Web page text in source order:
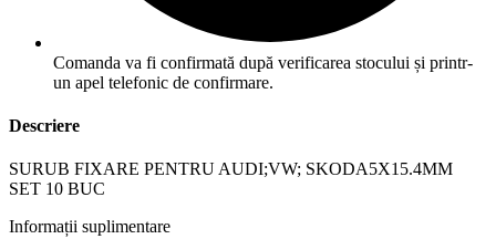
Comanda va fi confirmată după verificarea stocului și printr-
un apel telefonic de confirmare.
Descriere
SURUB FIXARE PENTRU AUDI;VW; SKODA5X15.4MM
SET 10 BUC
Informații suplimentare